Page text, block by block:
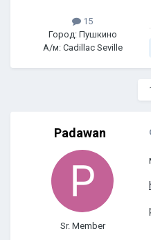
15
Город: Пушкино
А/м: Cadillac Seville
Padawan
Sr. Member